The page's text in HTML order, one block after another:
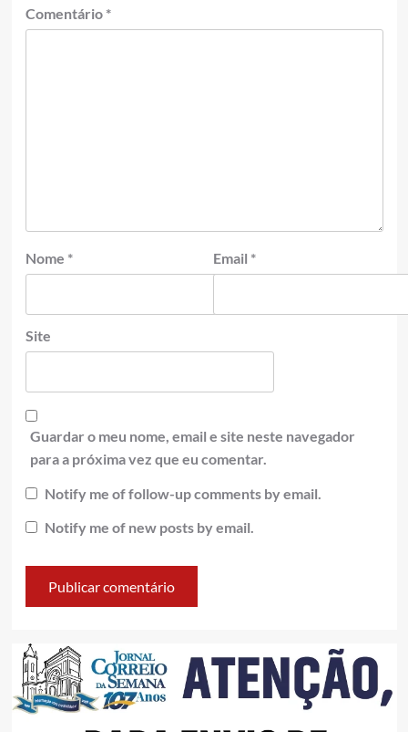
Comentário *
Nome * Email *
Site
Guardar o meu nome, email e site neste navegador
para a próxima vez que eu comentar.
Notify me of follow-up comments by email.
Notify me of new posts by email.